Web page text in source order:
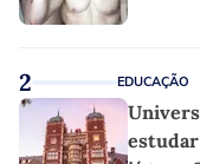
2 EDUCAÇÃO
estudar